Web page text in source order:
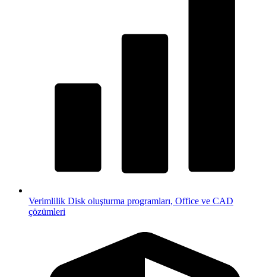
Verimlilik Disk oluşturma programları, Office ve CAD
çözümleri